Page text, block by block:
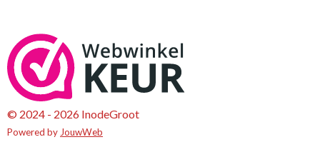
© 2024 - 2026 InodeGroot
Powered by JouwWeb